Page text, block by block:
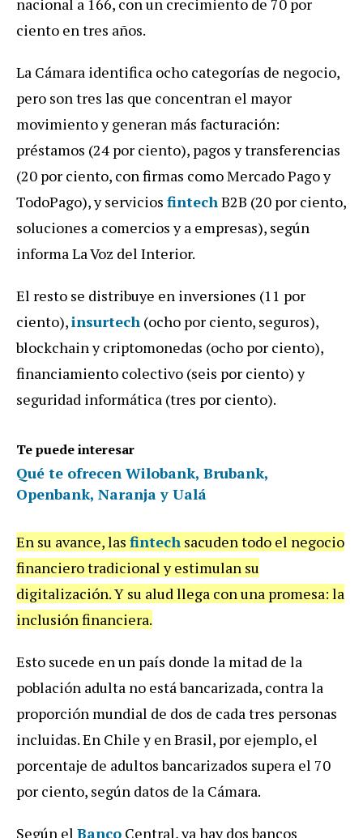
nacional a 166, con un crecimiento de 70 por
ciento en tres años.
La Cámara identifica ocho categorías de negocio,
pero son tres las que concentran el mayor
movimiento y generan más facturación:
préstamos (24 por ciento), pagos y transferencias
(20 por ciento, con firmas como Mercado Pago y
TodoPago), y servicios fintechB2B (20 por ciento,
soluciones a comercios y a empresas), según
informa La Voz del Interior.
El resto se distribuye en inversiones (11 por
ciento),insurtech (ocho por ciento, seguros),
blockchain y criptomonedas (ocho por ciento),
financiamiento colectivo (seis por ciento) y
seguridad informática (tres por ciento).
Te puede interesar
Qué te ofrecen Wilobank, Brubank,
Openbank, Naranja y Ualá
En su avance, las fintech sacuden todo el negocio
financiero tradicional y estimulan su
digitalización. Y su alud llega con una promesa: la
inclusión financiera.
Esto sucede en un país donde la mitad de la
población adulta no está bancarizada, contra la
proporción mundial de dos de cada tres personas
incluidas. En Chile y en Brasil, por ejemplo, el
porcentaje de adultos bancarizados supera el 70
por ciento, según datos de la Cámara.
Según el Banco Central, ya hay dos bancos